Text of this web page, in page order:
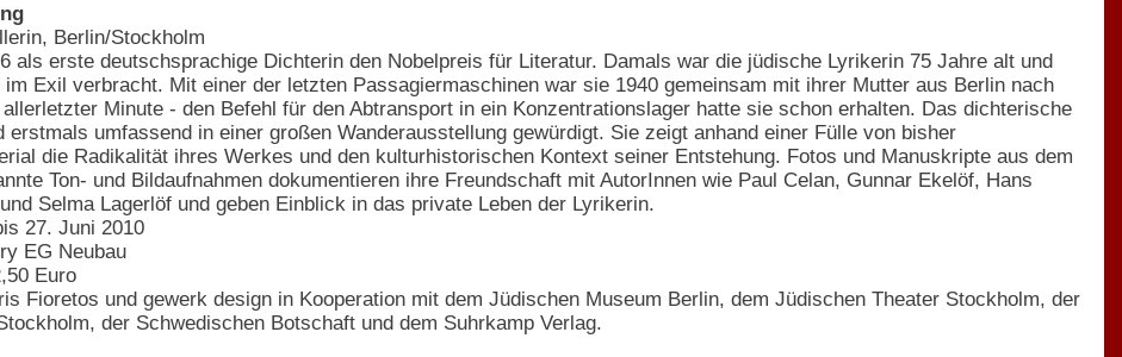
Berlin/Stockholm
als erste deutschsprachige Dichterin den Nobelpreis für Literatur. Damals war die jüdische Lyrikerin 75 Jahre alt und
Exil verbracht. Mit einer der letzten Passagiermaschinen war sie 1940 gemeinsam mit ihrer Mutter aus Berlin nach
Minute - den Befehl für den Abtransport in ein Konzentrationslager hatte sie schon erhalten. Das dichterische
erstmals umfassend in einer großen Wanderausstellung gewürdigt. Sie zeigt anhand einer Fülle von bisher
die Radikalität ihres Werkes und den kulturhistorischen Kontext seiner Entstehung. Fotos und Manuskripte aus dem
Ton- und Bildaufnahmen dokumentieren ihre Freundschaft mit AutorInnen wie Paul Celan, Gunnar Ekelöf, Hans
Selma Lagerlöf und geben Einblick in das private Leben der Lyrikerin.
27. Juni 2010
EG Neubau
Euro
Fioretos und gewerk design in Kooperation mit dem Jüdischen Museum Berlin, dem Jüdischen Theater Stockholm, der
der Schwedischen Botschaft und dem Suhrkamp Verlag.